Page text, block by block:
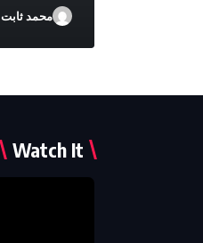
محمد ثابت
Watch It